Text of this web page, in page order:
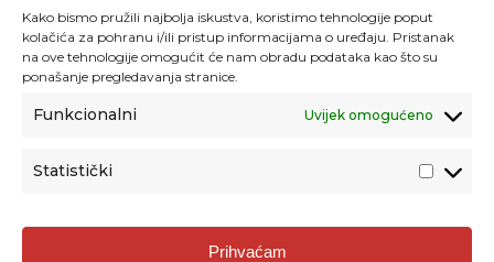
Kako bismo pružili najbolja iskustva, koristimo tehnologije poput
kolačića za pohranu i/ili pristup informacijama o uređaju. Pristanak
na ove tehnologije omogućit će nam obradu podataka kao što su
ponašanje pregledavanja stranice.
Funkcionalni Uvijek omogućeno
Statistički
Prihvaćam
Agencija za odgoj i obrazovanje